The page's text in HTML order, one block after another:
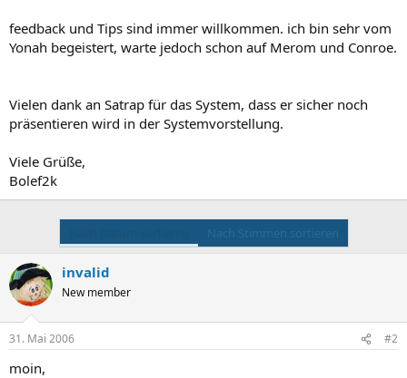
feedback und Tips sind immer willkommen. ich bin sehr vom
Yonah begeistert, warte jedoch schon auf Merom und Conroe.
Vielen dank an Satrap für das System, dass er sicher noch
präsentieren wird in der Systemvorstellung.
Viele Grüße,
Bolef2k
Nach Stimmen sortieren
invalid
New member
31. Mai 2006 #2
moin,